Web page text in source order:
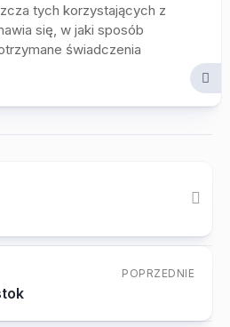
tych korzystających z
się, w jaki sposób
świadczenia
POPRZEDNIE